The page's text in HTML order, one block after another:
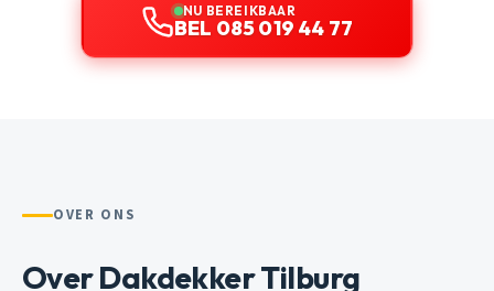
NU BEREIKBAAR
BEL 085 019 44 77
OVER ONS
Over Dakdekker Tilburg